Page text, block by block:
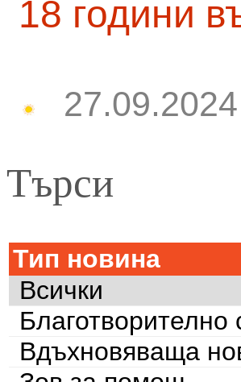
18 години
27.09.2024
Търси
Тип новина
Всички
Благотворително
Вдъхновяваща